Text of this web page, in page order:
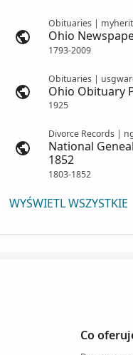
Obituaries |
Ohio
1793-2009
Obituaries |
Ohio Obituary
1925
Divorce Records |
National
1852
1803-1852
WYŚWIETL WSZYSTKIE
Co